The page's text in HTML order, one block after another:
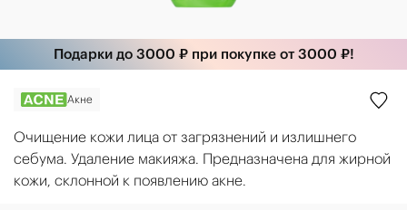
Подарки до 3000 ₽ при покупке от 3000 ₽!
Акне
Очищение кожи лица от загрязнений и излишнего
себума. Удаление макияжа. Предназначена для жирной
кожи, склонной к появлению акне.